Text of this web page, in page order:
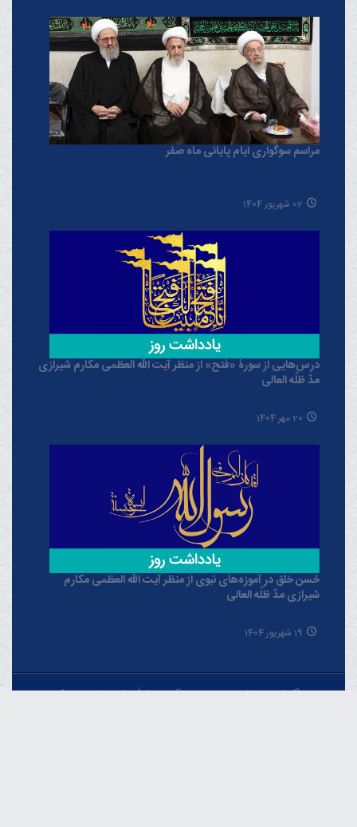
مراسم سوگواری ایام پایانی ماه صفر
02 شهریور 1404
درس‌هایی از سورۀ «فتح» از منظر آیت الله العظمی مکارم شیرازی
مدّ ظلّه العالی
20 مهر 1404
حُسن خلق در آموزه‌های نبوی از منظر آیت الله العظمی مکارم
شیرازی مدّ ظلّه العالی
19 شهریور 1404
خبرگزاری دفتر حضرت آیت الله العظمی مکارم